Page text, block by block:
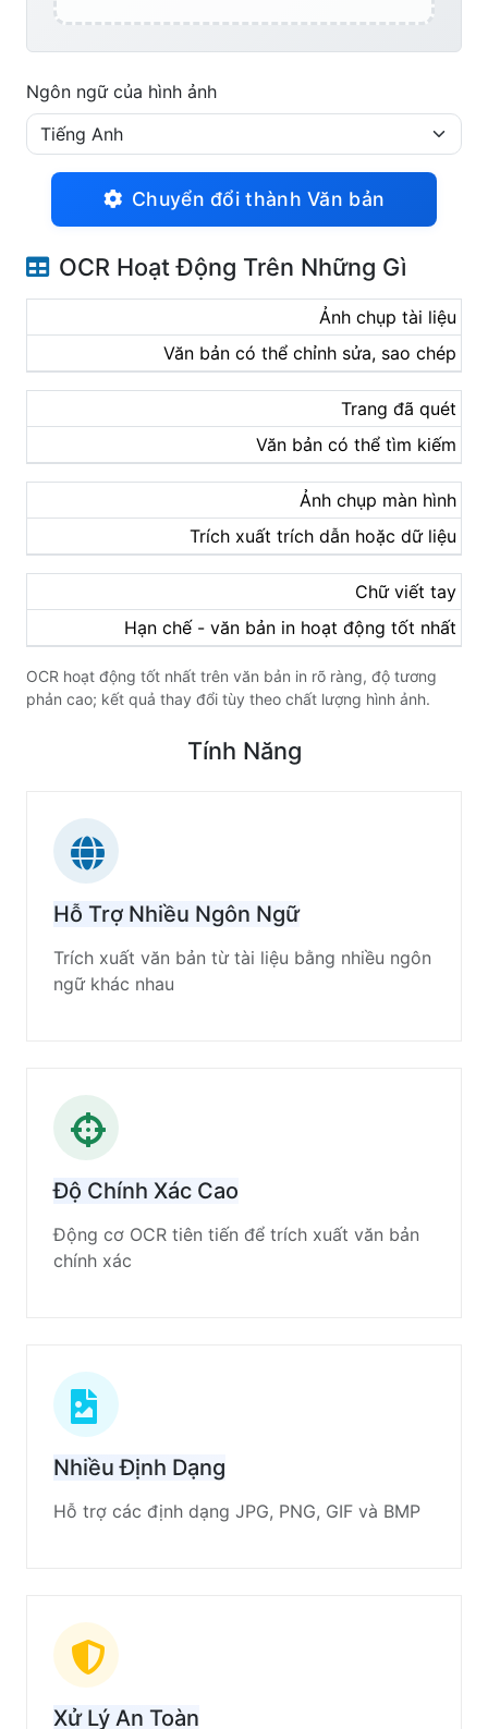
Ngôn ngữ của hình ảnh
Chuyển đổi thành Văn bản
OCR Hoạt Động Trên Những Gì
Ảnh chụp tài liệu
Văn bản có thể chỉnh sửa, sao chép
Trang đã quét
Văn bản có thể tìm kiếm
Ảnh chụp màn hình
Trích xuất trích dẫn hoặc dữ liệu
Chữ viết tay
Hạn chế - văn bản in hoạt động tốt nhất
OCR hoạt động tốt nhất trên văn bản in rõ ràng, độ tương
phản cao; kết quả thay đổi tùy theo chất lượng hình ảnh.
Tính Năng
Hỗ Trợ Nhiều Ngôn Ngữ
Trích xuất văn bản từ tài liệu bằng nhiều ngôn
ngữ khác nhau
Độ Chính Xác Cao
Động cơ OCR tiên tiến để trích xuất văn bản
chính xác
Nhiều Định Dạng
Hỗ trợ các định dạng JPG, PNG, GIF và BMP
Xử Lý An Toàn